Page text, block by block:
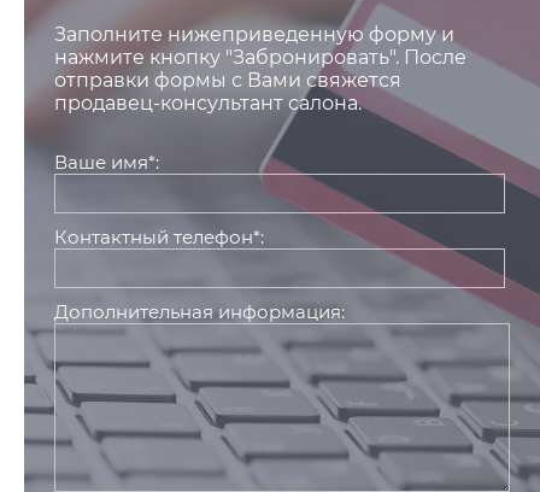
Заполните нижеприведенную форму и
нажмите кнопку "Забронировать". После
отправки формы с Вами свяжется
продавец-консультант салона.
Ваше имя*:
Контактный телефон*:
Дополнительная информация: